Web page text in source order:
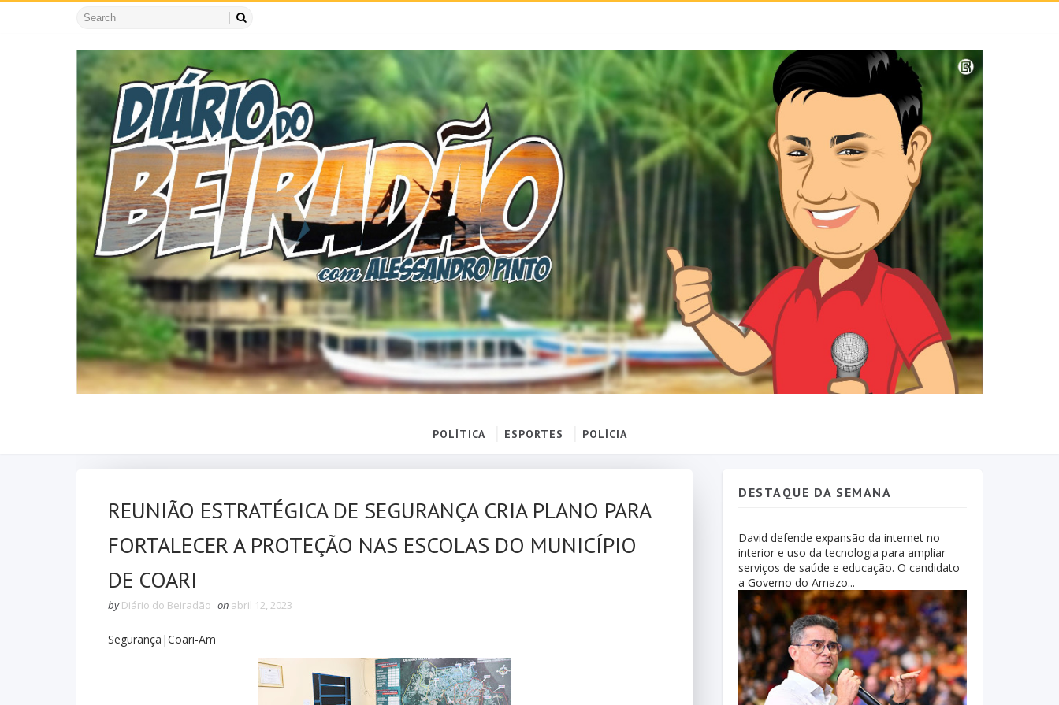
POLÍTICA ESPORTES POLÍCIA
REUNIÃO ESTRATÉGICA DE SEGURANÇA CRIA PLANO PARA
FORTALECER A PROTEÇÃO NAS ESCOLAS DO MUNICÍPIO
DE COARI
by Diário do Beiradão on abril 12, 2023
Segurança|Coari-Am
DESTAQUE DA SEMANA
David defende expansão da internet no
interior e uso da tecnologia para ampliar
serviços de saúde e educação. O candidato
a Governo do Amazo...